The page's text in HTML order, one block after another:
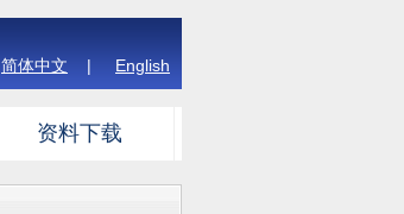
简体中文 | English
资料下载